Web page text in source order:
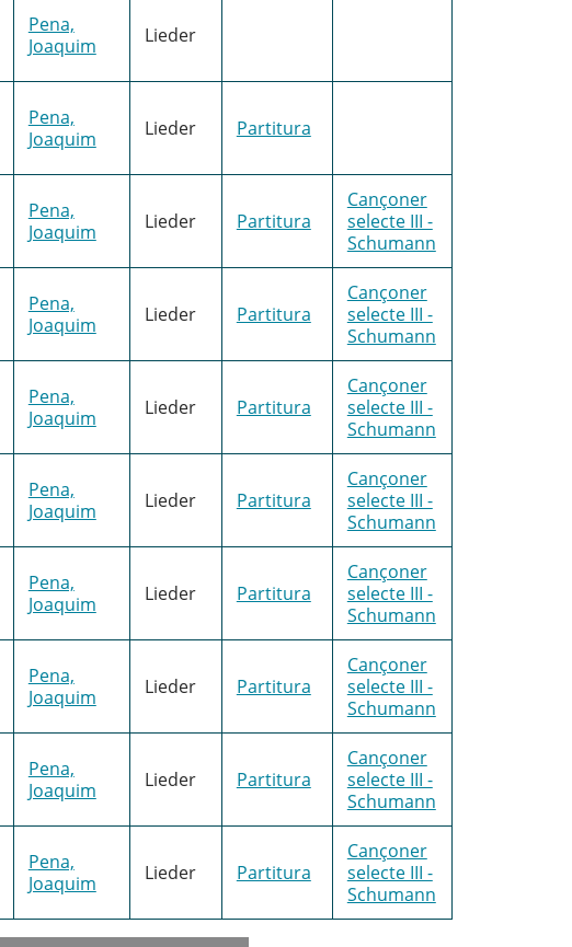
Pena,
Joaquim
Lieder
Pena,
Joaquim
Lieder Partitura
Pena,
Joaquim
Lieder Partitura
Cançoner
selecte III -
Schumann
Pena,
Joaquim
Lieder Partitura
Cançoner
selecte III -
Schumann
Pena,
Joaquim
Lieder Partitura
Cançoner
selecte III -
Schumann
Pena,
Joaquim
Lieder Partitura
Cançoner
selecte III -
Schumann
Pena,
Joaquim
Lieder Partitura
Cançoner
selecte III -
Schumann
Pena,
Joaquim
Lieder Partitura
Cançoner
selecte III -
Schumann
Pena,
Joaquim
Lieder Partitura
Cançoner
selecte III -
Schumann
Pena,
Joaquim
Lieder Partitura
Cançoner
selecte III -
Schumann